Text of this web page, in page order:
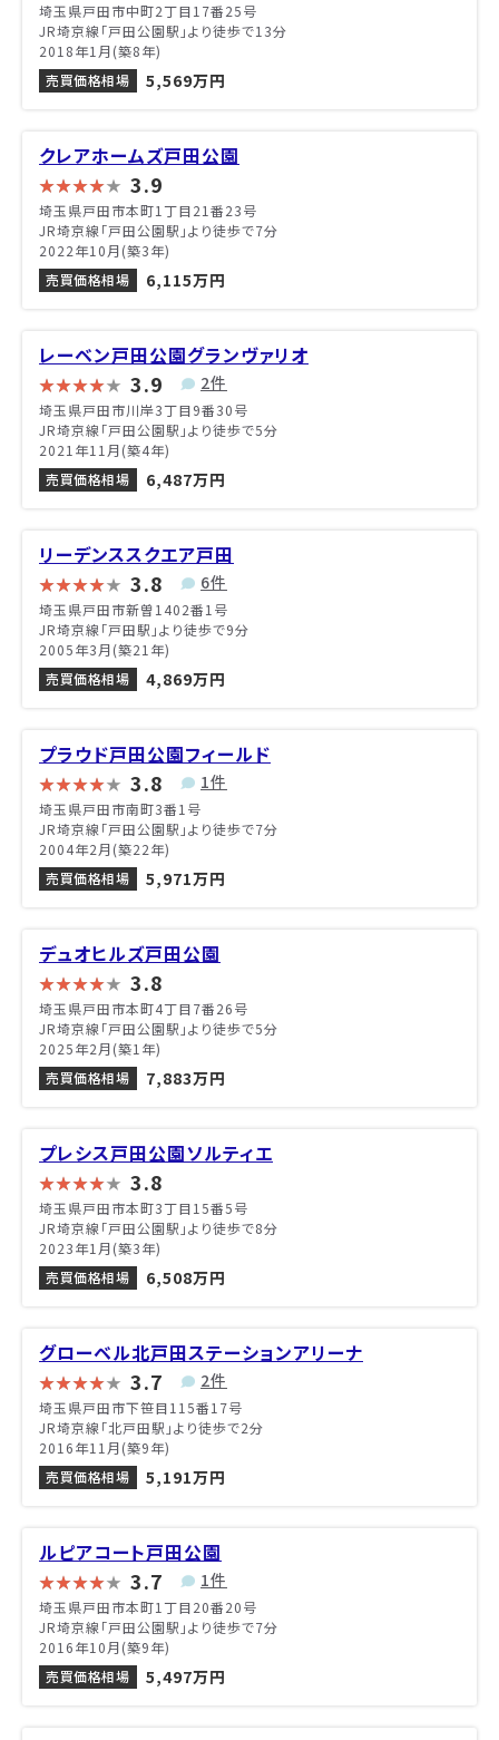
埼玉県戸田市中町2丁目17番25号
JR埼京線「戸田公園駅」より徒歩で13分
2018年1月(築8年)
売買価格相場
5,569万円
クレアホームズ戸田公園
3.9
埼玉県戸田市本町1丁目21番23号
JR埼京線「戸田公園駅」より徒歩で7分
2022年10月(築3年)
売買価格相場
6,115万円
レーベン戸田公園グランヴァリオ
3.9 2件
埼玉県戸田市川岸3丁目9番30号
JR埼京線「戸田公園駅」より徒歩で5分
2021年11月(築4年)
売買価格相場
6,487万円
リーデンススクエア戸田
3.8 6件
埼玉県戸田市新曽1402番1号
JR埼京線「戸田駅」より徒歩で9分
2005年3月(築21年)
売買価格相場
4,869万円
プラウド戸田公園フィールド
3.8 1件
埼玉県戸田市南町3番1号
JR埼京線「戸田公園駅」より徒歩で7分
2004年2月(築22年)
売買価格相場
5,971万円
デュオヒルズ戸田公園
3.8
埼玉県戸田市本町4丁目7番26号
JR埼京線「戸田公園駅」より徒歩で5分
2025年2月(築1年)
売買価格相場
7,883万円
プレシス戸田公園ソルティエ
3.8
埼玉県戸田市本町3丁目15番5号
JR埼京線「戸田公園駅」より徒歩で8分
2023年1月(築3年)
売買価格相場
6,508万円
グローベル北戸田ステーションアリーナ
3.7 2件
埼玉県戸田市下笹目115番17号
JR埼京線「北戸田駅」より徒歩で2分
2016年11月(築9年)
売買価格相場
5,191万円
ルピアコート戸田公園
3.7 1件
埼玉県戸田市本町1丁目20番20号
JR埼京線「戸田公園駅」より徒歩で7分
2016年10月(築9年)
売買価格相場
5,497万円